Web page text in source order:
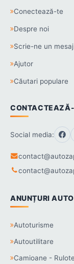
Conectează-te
Despre noi
Scrie-ne un mesaj
Ajutor
Căutari populare
Social media:
ANUNȚURI
Autoturisme
Autoutilitare
Camioane -